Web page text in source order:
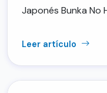
Japonés Bunka No
Leer artículo